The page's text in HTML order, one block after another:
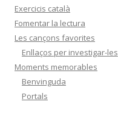
Exercicis català
Fomentar la lectura
Les cançons favorites
Enllaços per investigar-les
Moments memorables
Benvinguda
Portals